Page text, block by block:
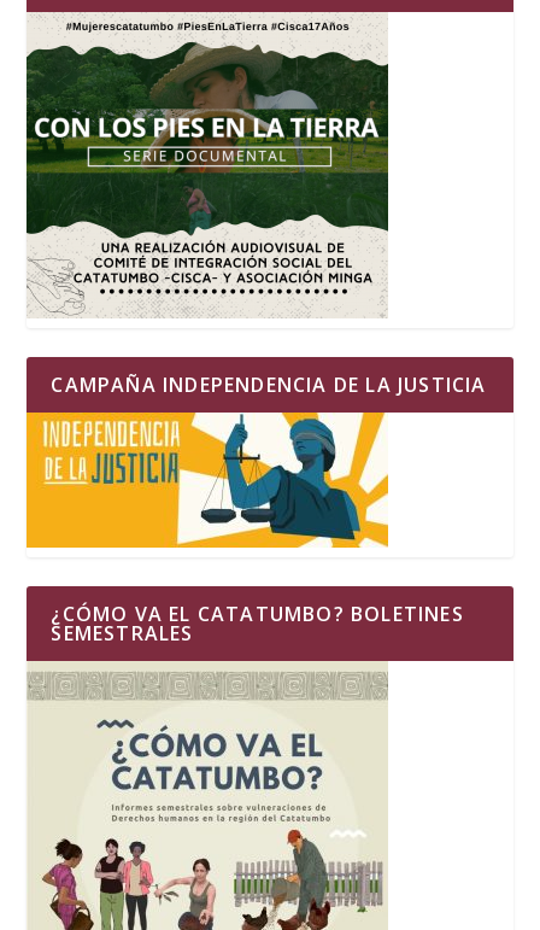
CAMPAÑA INDEPENDENCIA DE LA JUSTICIA
¿CÓMO VA EL CATATUMBO? BOLETINES
SEMESTRALES